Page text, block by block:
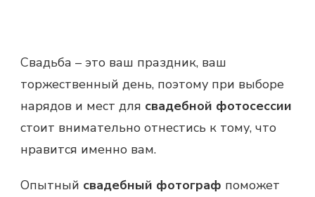
Свадьба – это ваш праздник, ваш
торжественный день, поэтому при выборе
нарядов и мест для свадебной фотосессии
стоит внимательно отнестись к тому, что
нравится именно вам.
Опытный свадебный фотограф поможет